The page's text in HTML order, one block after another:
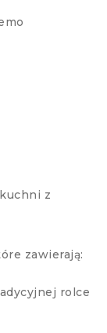
z
zawierają:
rolce